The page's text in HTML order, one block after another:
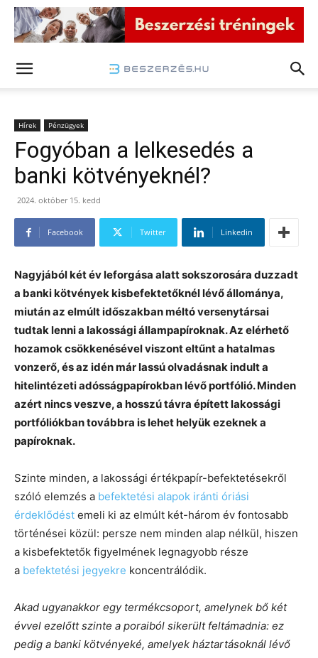
Hírek Pénzügyek
Fogyóban a lelkesedés a
banki kötvényeknél?
2024. október 15. kedd
Facebook Twitter Linkedin
Nagyjából két év leforgása alatt sokszorosára duzzadt
a banki kötvények kisbefektetőknél lévő állománya,
miután az elmúlt időszakban méltó versenytársai
tudtak lenni a lakossági állampapíroknak. Az elérhető
hozamok csökkenésével viszont eltűnt a hatalmas
vonzerő, és az idén már lassú olvadásnak indult a
hitelintézeti adósságpapírokban lévő portfólió. Minden
azért nincs veszve, a hosszú távra épített lakossági
portfóliókban továbbra is lehet helyük ezeknek a
papíroknak.
Szinte minden, a lakossági értékpapír-befektetésekről
szóló elemzés a befektetési alapok iránti óriási
érdeklődést emeli ki az elmúlt két-három év fontosabb
történései közül: persze nem minden alap nélkül, hiszen
a kisbefektetők figyelmének legnagyobb része
a befektetési jegyekre koncentrálódik.
Akad ugyanakkor egy termékcsoport, amelynek bő két
évvel ezelőtt szinte a poraiból sikerült feltámadnia: ez
pedig a banki kötvényeké, amelyek háztartásoknál lévő